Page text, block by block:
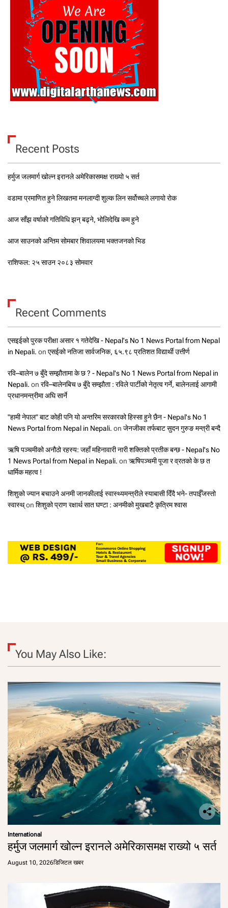
Recent Posts
हर्मुज जलमार्ग खोल्न इरानले अमेरिकासमक्ष राख्यो ५ सर्त
वडामा प्रमाणित हुने लिखतमा मनलाग्दी शुल्क लिन सर्वोच्चले लगायो रोक
आज साँझ वर्षाको गतिविधि झन् बढ्ने, भोलिदेखि कम हुने
आज साउनको अन्तिम सोमबार शिवालयमा भक्तजनको भिड
राशिफल: २५ साउन २०८३ सोमवार
Recent Comments
एसइईको पुरक परीक्षा असार १ गतेदेखि - Nepal's No 1 News Portal from Nepal
in Nepali. on एसईको नतिजा सार्वजनिक, ६५.९८ प्रतिशत विद्यार्थी उत्तीर्ण
रवि–बालेन ७ बुँदे सम्झौतामा के छ ? - Nepal's No 1 News Portal from Nepal in
Nepali. on रवि–बालेनबिच ७ बुँदे सम्झौता : रविले पार्टीको नेतृत्व गर्ने, बालेनलाई आगामी
प्रधानमन्त्रीमा अघि सार्ने
"हामी नेपाल" बाट कोही पनि यो अन्तरिम सरकारको हिस्सा हुने छैन - Nepal's No 1
News Portal from Nepal in Nepali. on जेनजीका तर्फबाट सुदन गुरुङ मन्त्री बन्दै
ऋषि पञ्चमीको अनौठो रहस्य: जहाँ महिनावारी नारी शक्तिको प्रतीक बन्छ - Nepal's No
1 News Portal from Nepal in Nepali. on ऋषिपञ्चमी पूजा र व्रतको के छ त
धार्मिक महत्व !
शिशुको ज्यान बचाउने अनमी जानकीलाई स्वास्थ्यमन्त्रीले स्याबासी दिँदै भने- तपाईँजस्तो
स्वास्थ्on शिशुको प्राण रक्षार्थ सात घण्टा : अनमीको मुखबाटै कृत्रिम श्वास
You May Also Like:
International
हर्मुज जलमार्ग खोल्न इरानले अमेरिकासमक्ष राख्यो ५ सर्त
August 10, 2026डिजिटल खबर